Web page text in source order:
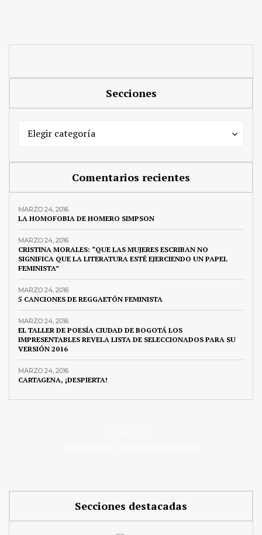
Secciones
Secciones
Elegir categoría
Secciones
Comentarios recientes
MARZO 24, 2016
LA HOMOFOBIA DE HOMERO SIMPSON
MARZO 24, 2016
CRISTINA MORALES: “QUE LAS MUJERES ESCRIBAN NO
SIGNIFICA QUE LA LITERATURA ESTÉ EJERCIENDO UN PAPEL
FEMINISTA”
MARZO 24, 2016
5 CANCIONES DE REGGAETÓN FEMINISTA
MARZO 24, 2016
EL TALLER DE POESÍA CIUDAD DE BOGOTÁ LOS
IMPRESENTABLES REVELA LISTA DE SELECCIONADOS PARA SU
VERSIÓN 2016
MARZO 24, 2016
CARTAGENA, ¡DESPIERTA!
Secciones destacadas